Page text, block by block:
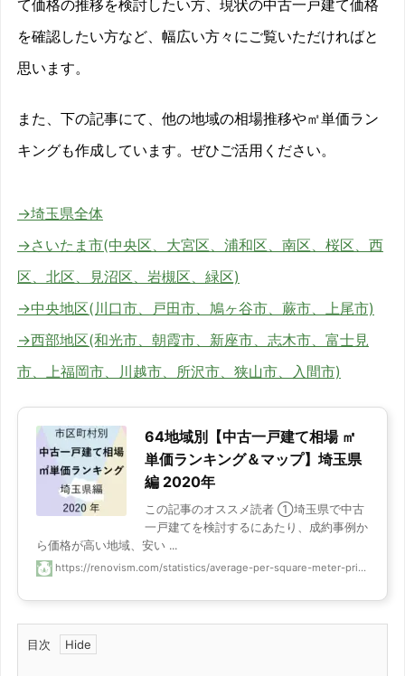
て価格の推移を検討したい方、現状の中古一戸建て価格
を確認したい方など、幅広い方々にご覧いただければと
思います。
また、下の記事にて、他の地域の相場推移や㎡単価ラン
キングも作成しています。ぜひご活用ください。
→埼玉県全体
→さいたま市(中央区、大宮区、浦和区、南区、桜区、西
区、北区、見沼区、岩槻区、緑区)
→中央地区(川口市、戸田市、鳩ヶ谷市、蕨市、上尾市)
→西部地区(和光市、朝霞市、新座市、志木市、富士見
市、上福岡市、川越市、所沢市、狭山市、入間市)
64地域別【中古一戸建て相場 ㎡
単価ランキング＆マップ】埼玉県
編 2020年
この記事のオススメ読者 ①埼玉県で中古
一戸建てを検討するにあたり、成約事例か
ら価格が高い地域、安い ...
https://renovism.com/statistics/average-per-square-meter-pri...
目次